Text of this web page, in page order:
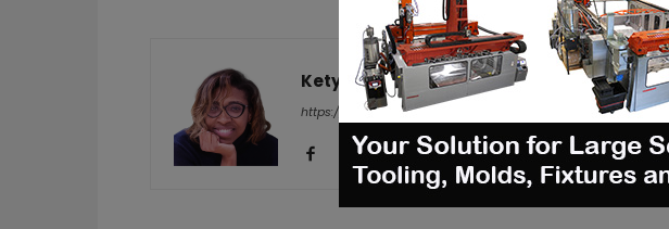
Kety S.
https://additive-talks.com/